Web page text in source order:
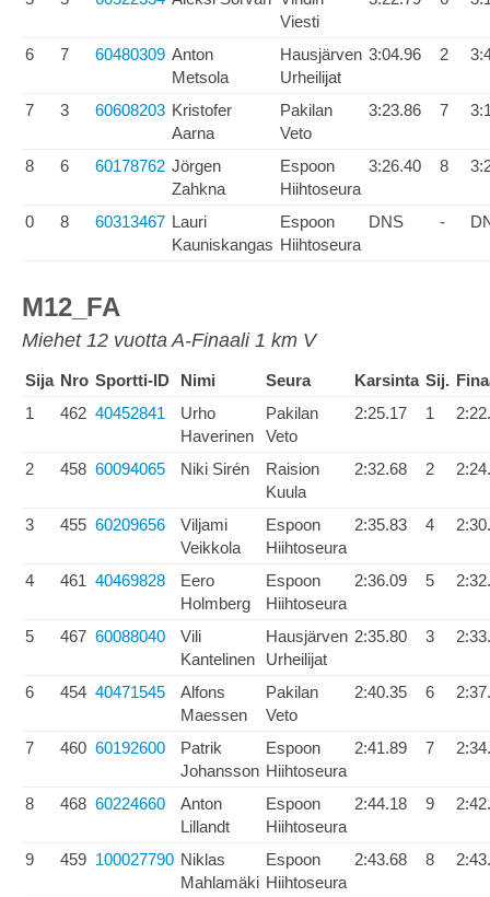
Viesti
6 7 60480309 Anton
Metsola
Hausjärven
Urheilijat
3:04.96 2
7 3 60608203 Kristofer
Aarna
Pakilan
Veto
3:23.86 7
8 6 60178762 Jörgen
Zahkna
Espoon
Hiihtoseura
3:26.40 8
0 8 60313467 Lauri
Kauniskangas
Espoon
Hiihtoseura
DNS -
M12_FA
Miehet 12 vuotta A-Finaali 1 km V
Sija Nro Sportti-ID Nimi Seura Karsinta Sij.
1
462 40452841
Urho
Haverinen
Pakilan
Veto
2:25.17 1
2 458 60094065 Niki Sirén
Raision
Kuula
2:32.68 2
3 455 60209656
Viljami
Veikkola
Espoon
Hiihtoseura
2:35.83 4
4 461 40469828
Eero
Holmberg
Espoon
Hiihtoseura
2:36.09 5
5 467 60088040
Vili
Kantelinen
Hausjärven
Urheilijat
2:35.80 3
6 454 40471545
Alfons
Maessen
Pakilan
Veto
2:40.35 6
7 460 60192600
Patrik
Johansson
Espoon
Hiihtoseura
2:41.89 7
8 468 60224660
Anton
Lillandt
Espoon
Hiihtoseura
2:44.18 9
9 459 100027790 Niklas
Mahlamäki
Espoon
Hiihtoseura
2:43.68 8